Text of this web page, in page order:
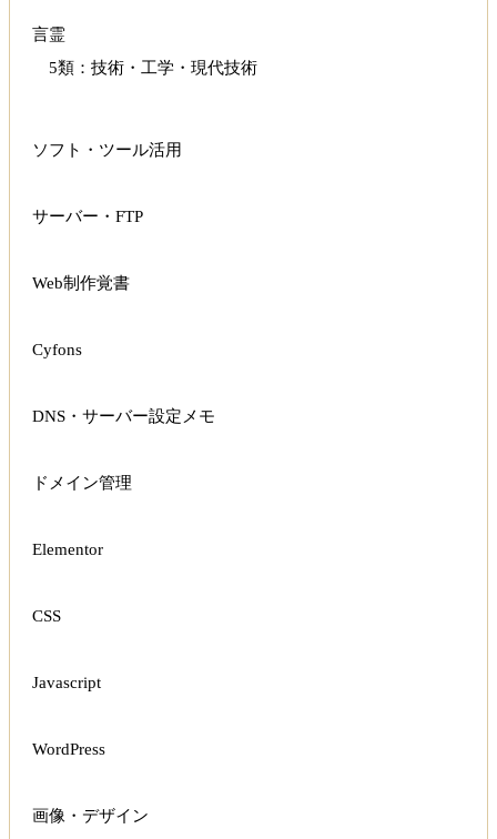
言霊
5類：技術・工学・現代技術
ソフト・ツール活用
サーバー・FTP
Web制作覚書
Cyfons
DNS・サーバー設定メモ
ドメイン管理
Elementor
CSS
Javascript
WordPress
画像・デザイン